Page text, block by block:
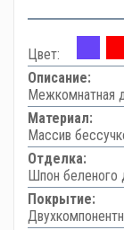
Цвет:
Описание:
Межкомнатная
Материал:
Массив
Отделка:
Шпон беленого
Покрытие: